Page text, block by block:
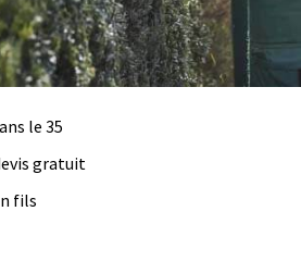
le 35
gratuit
fils